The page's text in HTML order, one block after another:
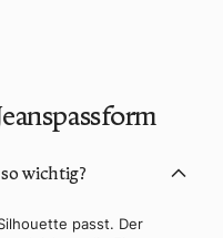
wichtig?
passt. Der